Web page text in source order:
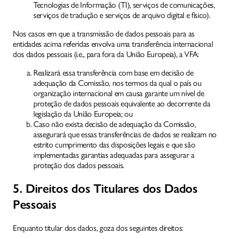
Tecnologias de Informação (TI), serviços de comunicações,
serviços de tradução e serviços de arquivo digital e físico).
Nos casos em que a transmissão de dados pessoais para as
entidades acima referidas envolva uma transferência internacional
dos dados pessoais (i.e., para fora da União Europeia), a VFA:
Realizará essa transferência com base em decisão de
adequação da Comissão, nos termos da qual o país ou
organização internacional em causa garante um nível de
proteção de dados pessoais equivalente ao decorrente da
legislação da União Europeia; ou
Caso não exista decisão de adequação da Comissão,
assegurará que essas transferências de dados se realizam no
estrito cumprimento das disposições legais e que são
implementadas garantias adequadas para assegurar a
proteção dos dados pessoais.
5. Direitos dos Titulares dos Dados
Pessoais
Enquanto titular dos dados, goza dos seguintes direitos: